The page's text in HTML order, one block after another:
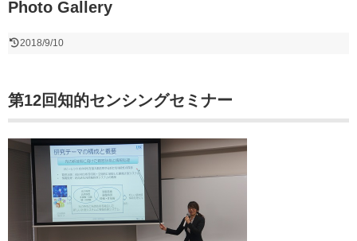
Photo Gallery
2018/9/10
第12回知的センシングセミナー